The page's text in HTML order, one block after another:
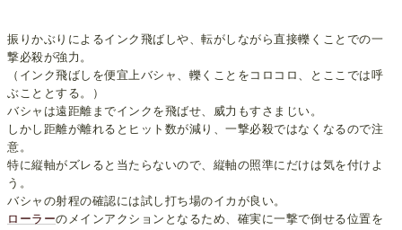
振りかぶりによるインク飛ばしや、転がしながら直接轢くことでの一
撃必殺が強力。
（インク飛ばしを便宜上バシャ、轢くことをコロコロ、とここでは呼
ぶこととする。）
バシャは遠距離までインクを飛ばせ、威力もすさまじい。
しかし距離が離れるとヒット数が減り、一撃必殺ではなくなるので注
意。
特に縦軸がズレると当たらないので、縦軸の照準にだけは気を付けよ
う。
バシャの射程の確認には試し打ち場のイカが良い。
ローラーのメインアクションとなるため、確実に一撃で倒せる位置を